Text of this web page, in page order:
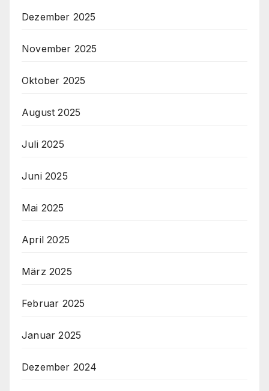
Dezember 2025
November 2025
Oktober 2025
August 2025
Juli 2025
Juni 2025
Mai 2025
April 2025
März 2025
Februar 2025
Januar 2025
Dezember 2024